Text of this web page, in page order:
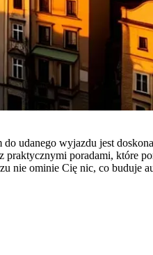
udanego wyjazdu jest
poradami, które
nie ominie Cię nic, co buduje